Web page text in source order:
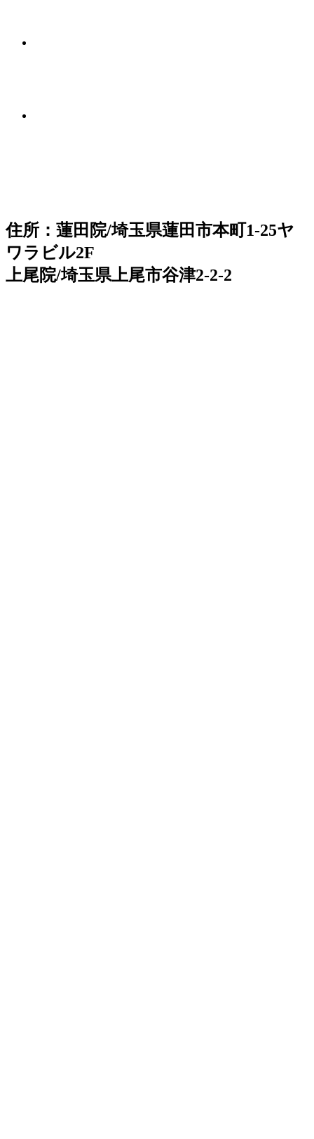
住所：蓮田院/埼玉県蓮田市本町1-25ヤ
ワラビル2F
上尾院/埼玉県上尾市谷津2-2-2